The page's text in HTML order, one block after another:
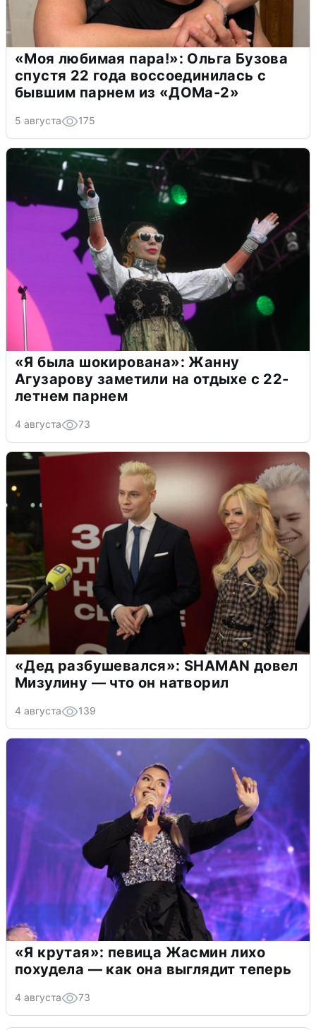
«Моя любимая пара!»: Ольга Бузова
спустя 22 года воссоединилась с
бывшим парнем из «ДОМа-2»
5 августа 175
«Я была шокирована»: Жанну
Агузарову заметили на отдыхе с 22-
летнем парнем
4 августа 73
«Дед разбушевался»: SHAMAN довел
Мизулину — что он натворил
4 августа 139
«Я крутая»: певица Жасмин лихо
похудела — как она выглядит теперь
4 августа 73